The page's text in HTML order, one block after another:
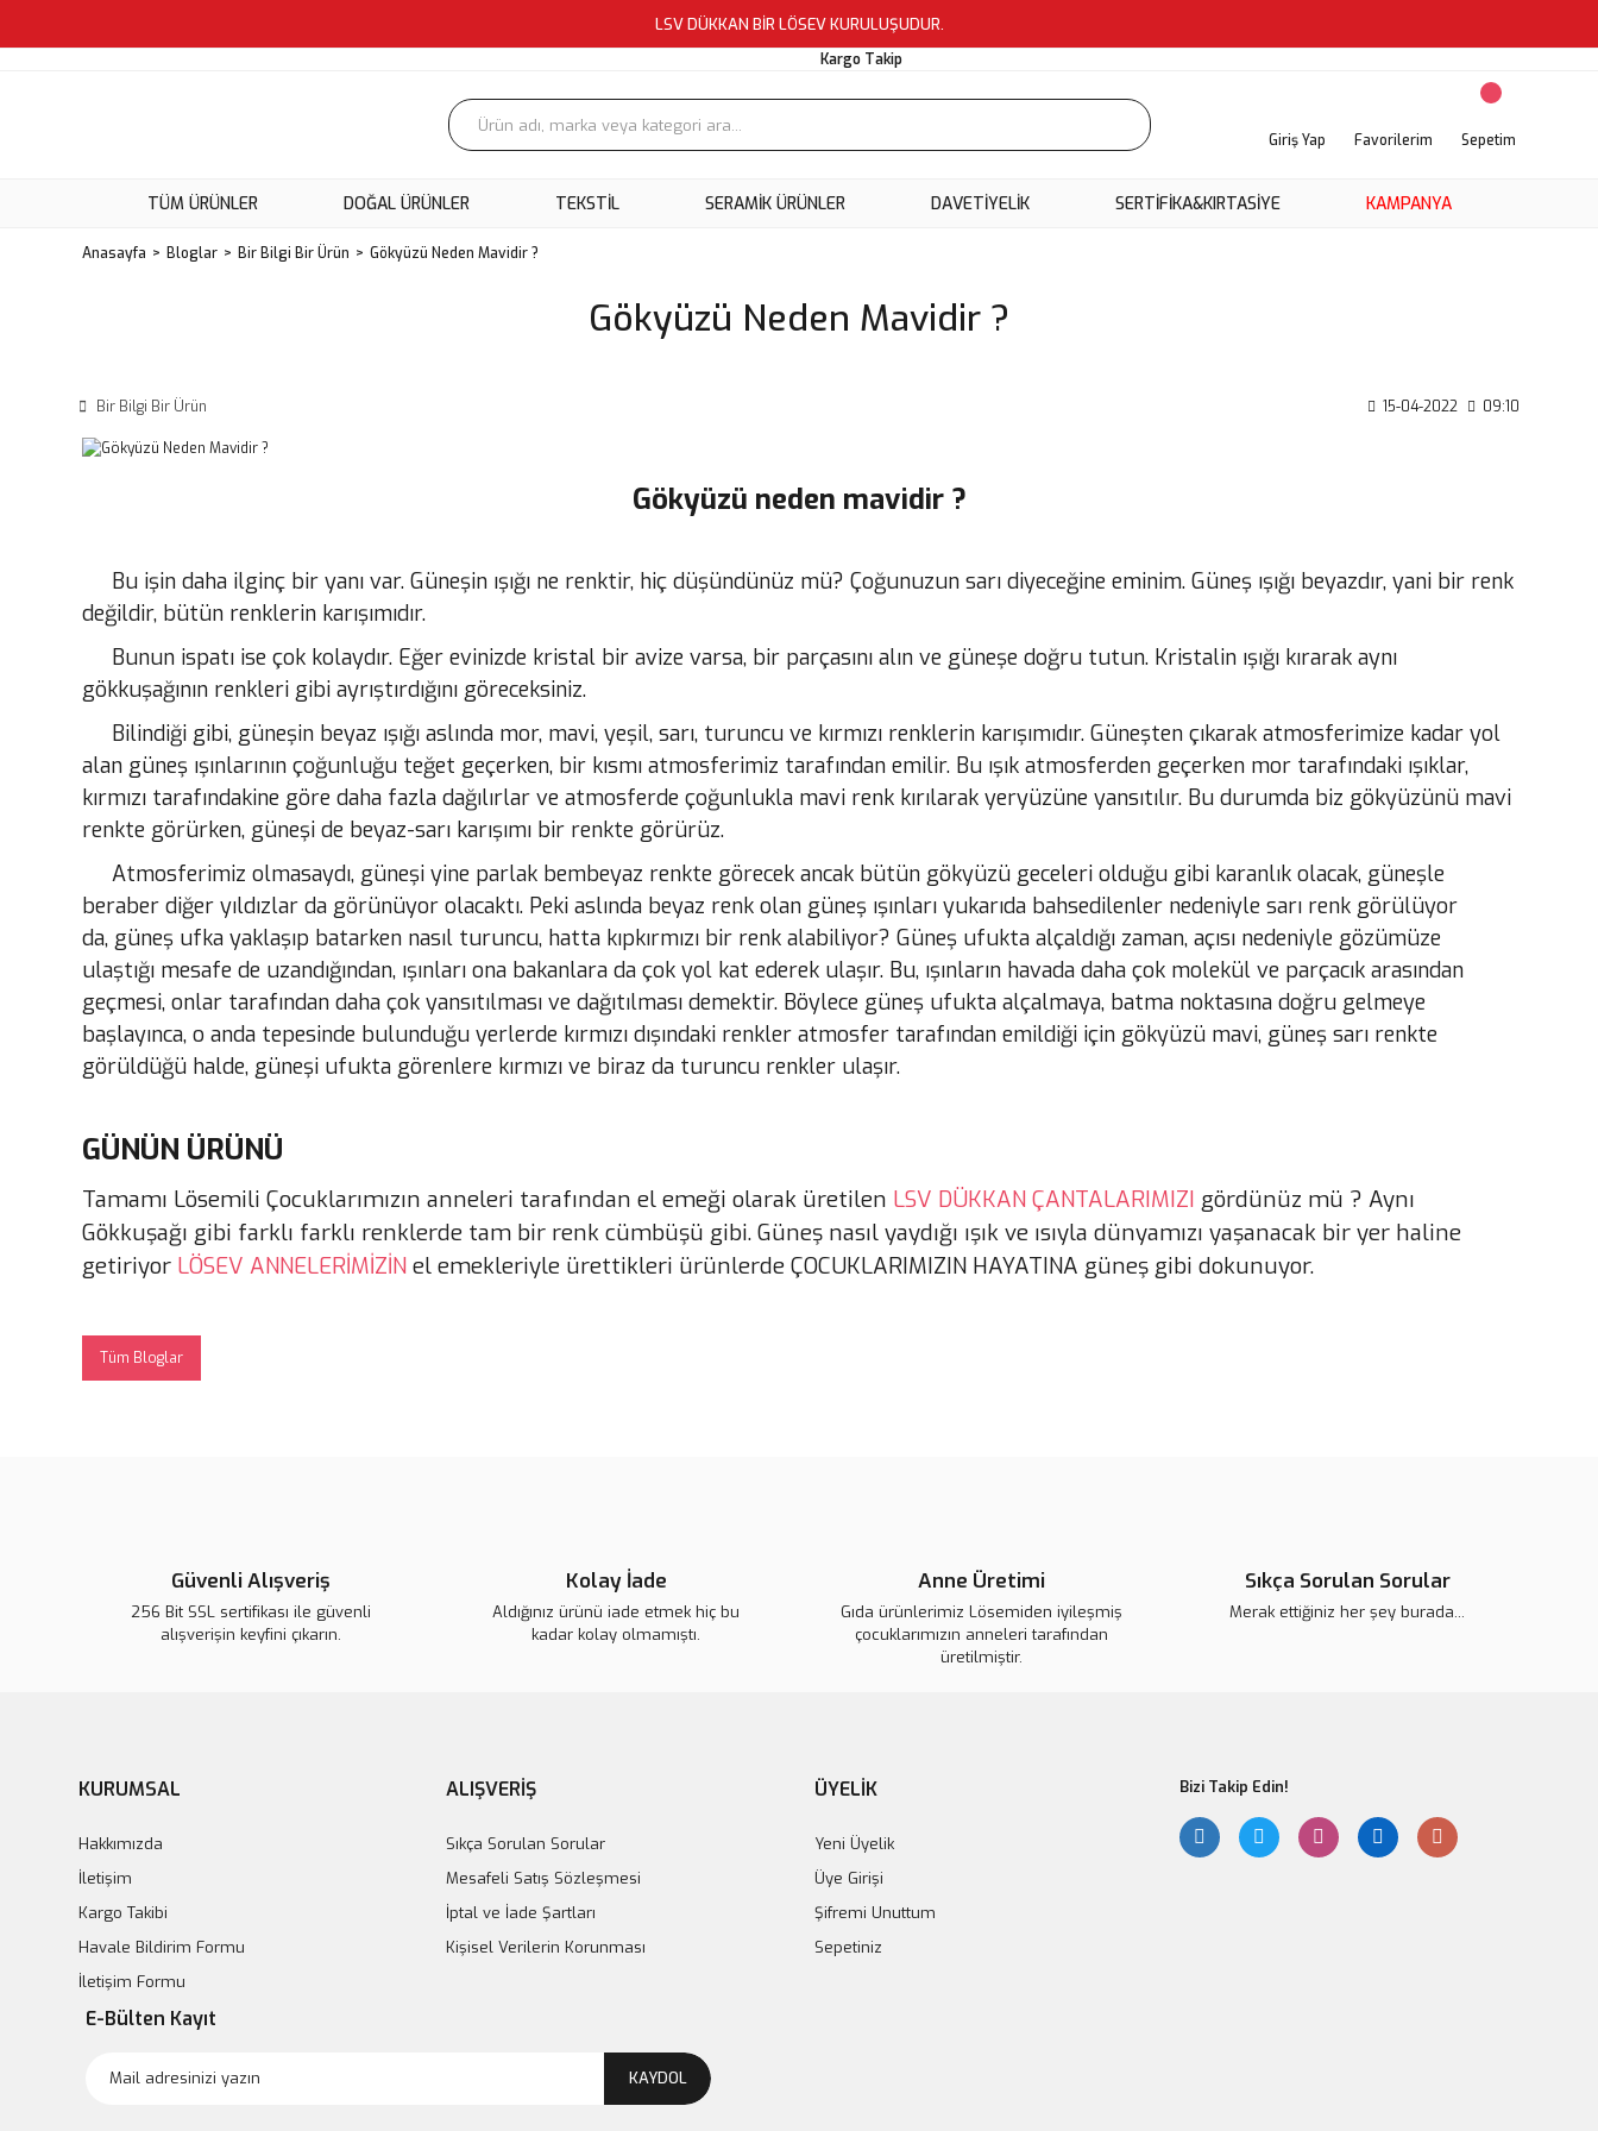
LSV DÜKKAN BİR LÖSEV KURULUŞUDUR.
Kargo Takip
Giriş Yap Favorilerim Sepetim
TÜM ÜRÜNLER DOĞAL ÜRÜNLER TEKSTİL SERAMİK ÜRÜNLER DAVETİYELİK SERTİFİKA&KIRTASİYE KAMPANYA
Anasayfa Bloglar Bir Bilgi Bir Ürün Gökyüzü Neden Mavidir ?
Gökyüzü Neden Mavidir ?
Bir Bilgi Bir Ürün 15-04-2022 09:10
Gökyüzü neden mavidir ?
Bu işin daha ilginç bir yanı var. Güneşin ışığı ne renktir, hiç düşündünüz mü? Çoğunuzun sarı diyeceğine eminim. Güneş ışığı beyazdır, yani bir renk
değildir, bütün renklerin karışımıdır.
Bunun ispatı ise çok kolaydır. Eğer evinizde kristal bir avize varsa, bir parçasını alın ve güneşe doğru tutun. Kristalin ışığı kırarak aynı
gökkuşağının renkleri gibi ayrıştırdığını göreceksiniz.
Bilindiği gibi, güneşin beyaz ışığı aslında mor, mavi, yeşil, sarı, turuncu ve kırmızı renklerin karışımıdır. Güneşten çıkarak atmosferimize kadar yol
alan güneş ışınlarının çoğunluğu teğet geçerken, bir kısmı atmosferimiz tarafından emilir. Bu ışık atmosferden geçerken mor tarafındaki ışıklar,
kırmızı tarafındakine göre daha fazla dağılırlar ve atmosferde çoğunlukla mavi renk kırılarak yeryüzüne yansıtılır. Bu durumda biz gökyüzünü mavi
renkte görürken, güneşi de beyaz-sarı karışımı bir renkte görürüz.
Atmosferimiz olmasaydı, güneşi yine parlak bembeyaz renkte görecek ancak bütün gökyüzü geceleri olduğu gibi karanlık olacak, güneşle
beraber diğer yıldızlar da görünüyor olacaktı. Peki aslında beyaz renk olan güneş ışınları yukarıda bahsedilenler nedeniyle sarı renk görülüyor
da, güneş ufka yaklaşıp batarken nasıl turuncu, hatta kıpkırmızı bir renk alabiliyor? Güneş ufukta alçaldığı zaman, açısı nedeniyle gözümüze
ulaştığı mesafe de uzandığından, ışınları ona bakanlara da çok yol kat ederek ulaşır. Bu, ışınların havada daha çok molekül ve parçacık arasından
geçmesi, onlar tarafından daha çok yansıtılması ve dağıtılması demektir. Böylece güneş ufukta alçalmaya, batma noktasına doğru gelmeye
başlayınca, o anda tepesinde bulunduğu yerlerde kırmızı dışındaki renkler atmosfer tarafından emildiği için gökyüzü mavi, güneş sarı renkte
görüldüğü halde, güneşi ufukta görenlere kırmızı ve biraz da turuncu renkler ulaşır.
GÜNÜN ÜRÜNÜ
Tamamı Lösemili Çocuklarımızın anneleri tarafından el emeği olarak üretilen LSV DÜKKAN ÇANTALARIMIZI gördünüz mü ? Aynı
Gökkuşağı gibi farklı farklı renklerde tam bir renk cümbüşü gibi. Güneş nasıl yaydığı ışık ve ısıyla dünyamızı yaşanacak bir yer haline
getiriyor LÖSEV ANNELERİMİZİN el emekleriyle ürettikleri ürünlerde ÇOCUKLARIMIZIN HAYATINA güneş gibi dokunuyor.
Tüm Bloglar
Güvenli Alışveriş
256 Bit SSL sertifikası ile güvenli
alışverişin keyfini çıkarın.
Kolay İade
Aldığınız ürünü iade etmek hiç bu
kadar kolay olmamıştı.
Anne Üretimi
Gıda ürünlerimiz Lösemiden iyileşmiş
çocuklarımızın anneleri tarafından
üretilmiştir.
Sıkça Sorulan Sorular
Merak ettiğiniz her şey burada...
KURUMSAL
Hakkımızda
İletişim
Kargo Takibi
Havale Bildirim Formu
İletişim Formu
ALIŞVERİŞ
Sıkça Sorulan Sorular
Mesafeli Satış Sözleşmesi
İptal ve İade Şartları
Kişisel Verilerin Korunması
ÜYELİK
Yeni Üyelik
Üye Girişi
Şifremi Unuttum
Sepetiniz
Bizi Takip Edin!
E-Bülten Kayıt
KAYDOL